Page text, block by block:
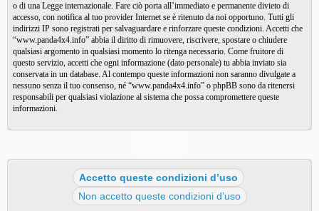
o di una Legge internazionale. Fare ciò porta all’immediato e permanente divieto di
accesso, con notifica al tuo provider Internet se è ritenuto da noi opportuno. Tutti gli
indirizzi IP sono registrati per salvaguardare e rinforzare queste condizioni. Accetti che
“www.panda4x4.info” abbia il diritto di rimuovere, riscrivere, spostare o chiudere
qualsiasi argomento in qualsiasi momento lo ritenga necessario. Come fruitore di
questo servizio, accetti che ogni informazione (dato personale) tu abbia inviato sia
conservata in un database. Al contempo queste informazioni non saranno divulgate a
nessuno senza il tuo consenso, né “www.panda4x4.info” o phpBB sono da ritenersi
responsabili per qualsiasi violazione al sistema che possa compromettere queste
informazioni.